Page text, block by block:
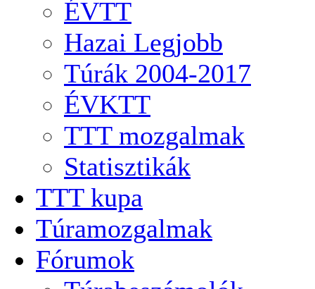
ÉVTT
Hazai Legjobb
Túrák 2004-2017
ÉVKTT
TTT mozgalmak
Statisztikák
TTT kupa
Túramozgalmak
Fórumok